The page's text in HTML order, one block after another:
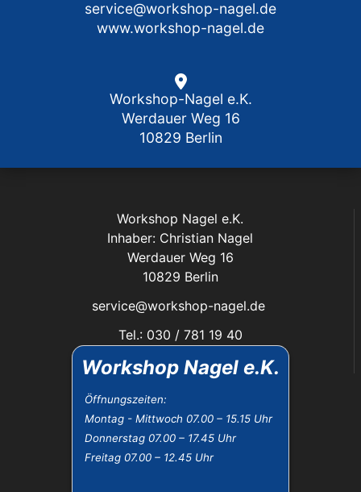
Workshop Nagel e.K.
Öffnungszeiten:
Montag - Mittwoch 07.00 – 15.15 Uhr
Donnerstag 07.00 – 17.45 Uhr
Freitag 07.00 – 12.45 Uhr
service@workshop-nagel.de
www.workshop-nagel.de
Workshop-Nagel e.K.
Werdauer Weg 16
10829 Berlin
Workshop Nagel e.K.
Inhaber: Christian Nagel
Werdauer Weg 16
10829 Berlin
service@workshop-nagel.de
Tel.: 030 / 781 19 40
Das Unternehmen:
Öffnungszeiten
Datenschutz
Impressum